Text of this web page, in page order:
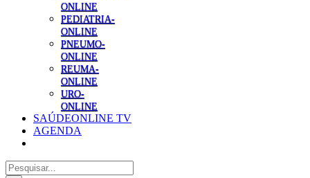
ONLINE
PEDIATRIA-
ONLINE
PNEUMO-
ONLINE
REUMA-
ONLINE
URO-
ONLINE
SAÚDEONLINE TV
AGENDA
Pesquisar